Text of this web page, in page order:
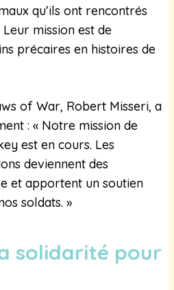
qu’ils ont rencontrés
mission est de
précaires en histoires de
of War, Robert Misseri, a
: « Notre mission de
est en cours. Les
deviennent des
et apportent un soutien
soldats. »
solidarité pour